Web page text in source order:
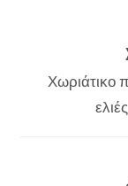
Χωριάτικο